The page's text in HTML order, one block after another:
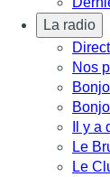
La radio
Nos
Il y a
Le
Le